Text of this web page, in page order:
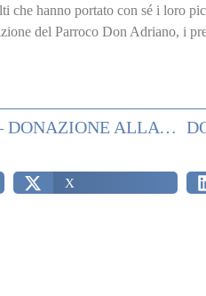
che hanno portato con sé i loro
del Parroco Don Adriano, i
ROMA E LAZIO – DONAZIONE ALLA ELEMOSINERIA APOSTOLICA
X